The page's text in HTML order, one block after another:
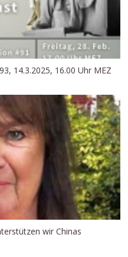
14.3.2025, 16.00 Uhr MEZ
wir Chinas